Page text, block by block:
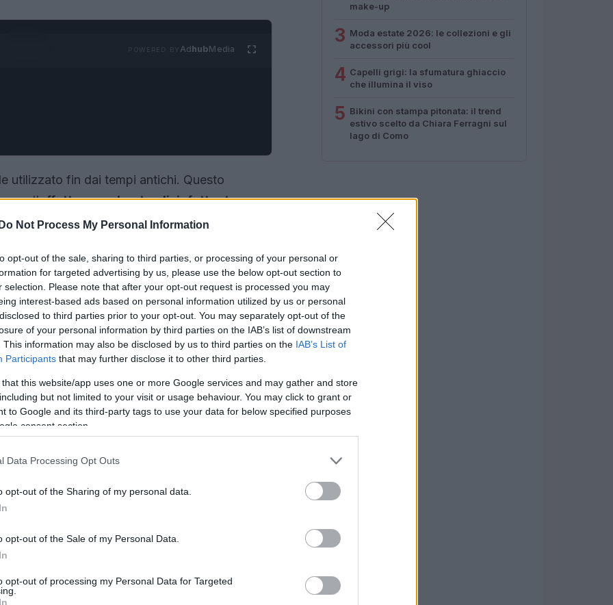
Do Not Process My Personal Information
opt-out of the sale, sharing to third parties, or processing of your personal or
for targeted advertising by us, please use the below opt-out section to
selection. Please note that after your opt-out request is processed you may
interest-based ads based on personal information utilized by us or personal
to third parties prior to your opt-out. You may separately opt-out of the
of your personal information by third parties on the IAB’s list of downstream
This information may also be disclosed by us to third parties on the IAB’s List of
Participants that may further disclose it to other third parties.
that this website/app uses one or more Google services and may gather and store
but not limited to your visit or usage behaviour. You may click to grant or
to Google and its third-party tags to use your data for below specified purposes
consent section.
Data Processing Opt Outs
opt-out of the Sharing of my personal data.
opt-out of the Sale of my Personal Data.
opt-out of processing my Personal Data for Targeted
AdhubMedia
utilizzato fin dai tempi antichi. Questo
l’effetto assorbente, disinfettante e
dasilicio e alluminioche le donano il suo
di questo prodotto naturale si trovano anche
. Per uso esterno, viene venduta come
make-up
3 Moda estate 2026: le collezioni e gli
accessori più cool
4 Capelli grigi: la sfumatura ghiaccio
che illumina il viso
5 Bikini con stampa pitonata: il trend
estivo scelto da Chiara Ferragni sul
lago di Como